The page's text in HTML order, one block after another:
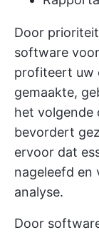
Door
software
profiteert uw
gemaakte,
het volgende
bevordert
ervoor dat
nageleefd en
analyse.
Door